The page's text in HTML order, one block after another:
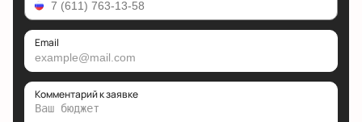
Email
Комментарий к заявке